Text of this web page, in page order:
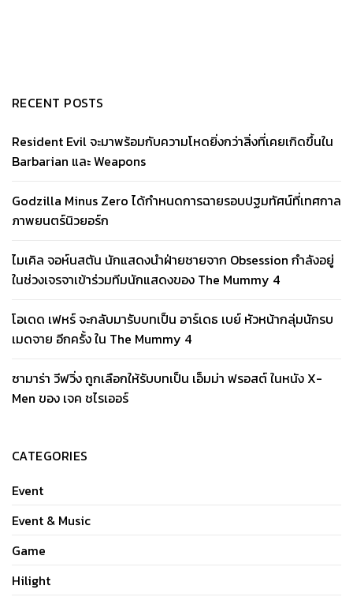
RECENT POSTS
Resident Evil จะมาพร้อมกับความโหดยิ่งกว่าสิ่งที่เคยเกิดขึ้นใน
Barbarian และ Weapons
Godzilla Minus Zero ได้กำหนดการฉายรอบปฐมทัศน์ที่เทศกาล
ภาพยนตร์นิวยอร์ก
ไมเคิล จอห์นสตัน นักแสดงนำฝ่ายชายจาก Obsession กำลังอยู่
ในช่วงเจรจาเข้าร่วมทีมนักแสดงของ The Mummy 4
โอเดด เฟหร์ จะกลับมารับบทเป็น อาร์เดธ เบย์ หัวหน้ากลุ่มนักรบ
เมดจาย อีกครั้ง ใน The Mummy 4
ซามาร่า วีฟวิ่ง ถูกเลือกให้รับบทเป็น เอ็มม่า ฟรอสต์ ในหนัง X-
Men ของ เจค ชไรเออร์
CATEGORIES
Event
Event & Music
Game
Hilight